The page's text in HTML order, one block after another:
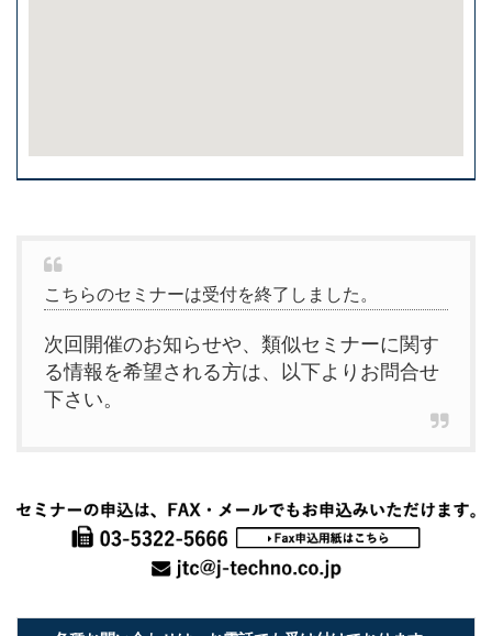
こちらのセミナーは受付を終了しました。
次回開催のお知らせや、類似セミナーに関す
る情報を希望される方は、以下よりお問合せ
下さい。